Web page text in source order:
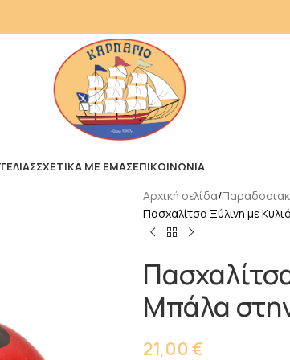
ΣΧΕΤΙΚΑ ΜΕ ΕΜΑΣΕΠΙΚΟΙΝΩΝΙΑ
Αρχική σελίδα
Πασχαλίτσα Ξύλινη με
Μπάλα
21,00 €